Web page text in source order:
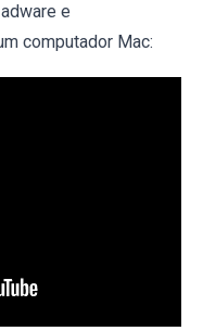
e
computador Mac: